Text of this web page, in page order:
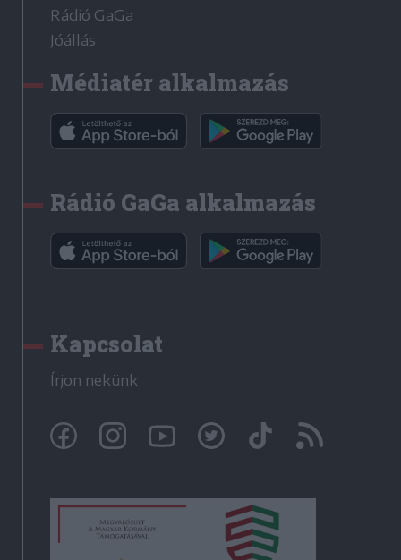
Rádió GaGa
Jóállás
Médiatér alkalmazás
Rádió GaGa alkalmazás
Kapcsolat
Írjon nekünk